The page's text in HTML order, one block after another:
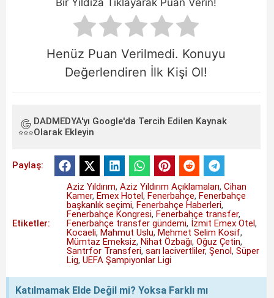
Bir Yıldıza Tıklayarak Puan Verin!
Henüz Puan Verilmedi. Konuyu
Değerlendiren İlk Kişi Ol!
DADMEDYA'yı Google'da Tercih Edilen Kaynak
Olarak Ekleyin
Paylaş:
Etiketler:
Aziz Yıldırım,Aziz Yıldırım Açıklamaları,Cihan
Kamer,Emex Hotel,Fenerbahçe,Fenerbahçe
başkanlık seçimi,Fenerbahçe Haberleri,
Fenerbahçe Kongresi,Fenerbahçe transfer,
Fenerbahçe transfer gündemi, İzmit Emex Otel,
Kocaeli,Mahmut Uslu,Mehmet Selim Kosif,
Mümtaz Emeksiz,Nihat Özbağı,Oğuz Çetin,
Santrfor Transferi,sarı lacivertliler,Şenol,Süper
Lig,UEFA Şampiyonlar Ligi
Katılmamak Elde Değil mi? Yoksa Farklı mı